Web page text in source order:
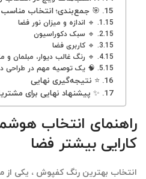
🎯 جمع‌بندی؛ انتخاب مناسب
🔹 اندازه و میزان نور فضا
🔹 سبک دکوراسیون
🔹 کاربری فضا
🔹 رنگ غالب دیوار، مبلمان و
🧠 یک توصیه مهم در طراحی
⭐ نتیجه‌گیری نهایی
✨ پیشنهاد نهایی برای
راهنمای انتخاب
کارایی بیشتر فضا
انتخاب بهترین رنگ کفپوش ، یکی